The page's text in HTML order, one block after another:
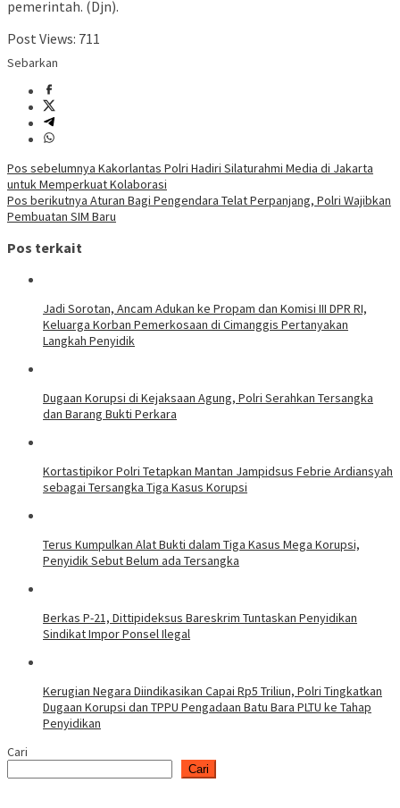
pemerintah. (Djn).
Post Views: 711
Sebarkan
Navigasi
pos
Pos sebelumnya Kakorlantas Polri Hadiri Silaturahmi Media di Jakarta
untuk Memperkuat Kolaborasi
Pos berikutnya Aturan Bagi Pengendara Telat Perpanjang, Polri Wajibkan
Pembuatan SIM Baru
Pos terkait
Jadi Sorotan, Ancam Adukan ke Propam dan Komisi III DPR RI,
Keluarga Korban Pemerkosaan di Cimanggis Pertanyakan
Langkah Penyidik
Dugaan Korupsi di Kejaksaan Agung, Polri Serahkan Tersangka
dan Barang Bukti Perkara
Kortastipikor Polri Tetapkan Mantan Jampidsus Febrie Ardiansyah
sebagai Tersangka Tiga Kasus Korupsi
Terus Kumpulkan Alat Bukti dalam Tiga Kasus Mega Korupsi,
Penyidik Sebut Belum ada Tersangka
Berkas P-21, Dittipideksus Bareskrim Tuntaskan Penyidikan
Sindikat Impor Ponsel Ilegal
Kerugian Negara Diindikasikan Capai Rp5 Triliun, Polri Tingkatkan
Dugaan Korupsi dan TPPU Pengadaan Batu Bara PLTU ke Tahap
Penyidikan
Cari
Cari